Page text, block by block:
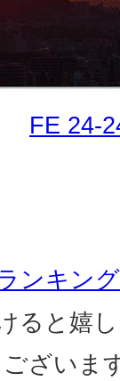
FE 24-
ンキング
ると嬉
ざいま